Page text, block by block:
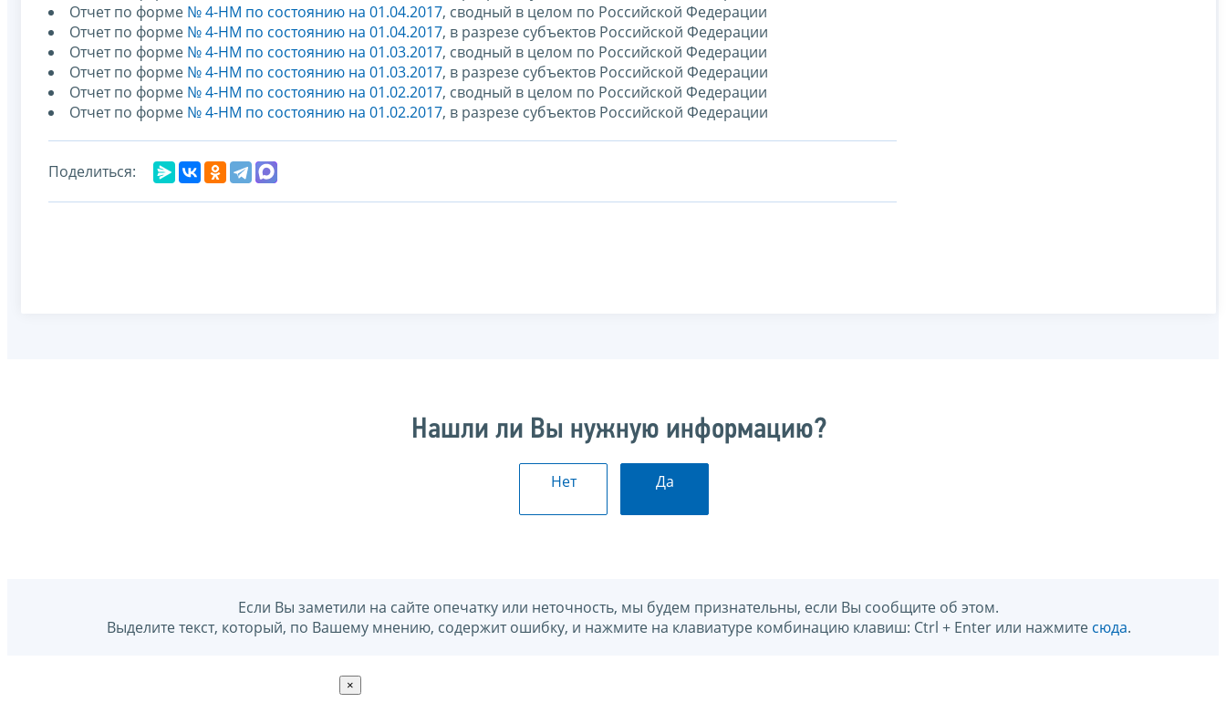
Отчет по форме № 4-НМ по состоянию на 01.04.2017, сводный в целом по Российской Федерации
Отчет по форме № 4-НМ по состоянию на 01.04.2017, в разрезе субъектов Российской Федерации
Отчет по форме № 4-НМ по состоянию на 01.03.2017, сводный в целом по Российской Федерации
Отчет по форме № 4-НМ по состоянию на 01.03.2017, в разрезе субъектов Российской Федерации
Отчет по форме № 4-НМ по состоянию на 01.02.2017, сводный в целом по Российской Федерации
Отчет по форме № 4-НМ по состоянию на 01.02.2017, в разрезе субъектов Российской Федерации
Поделиться:
Нашли ли Вы нужную информацию?
Нет Да
Если Вы заметили на сайте опечатку или неточность, мы будем признательны, если Вы сообщите об этом.
Выделите текст, который, по Вашему мнению, содержит ошибку, и нажмите на клавиатуре комбинацию клавиш: Ctrl + Enter или нажмите сюда.
×